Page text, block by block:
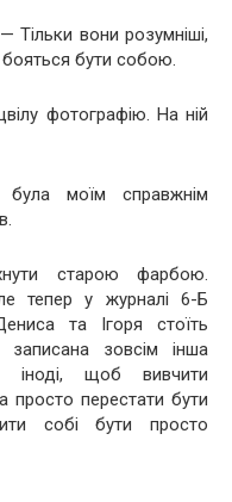
Тільки вони розумніші,
бути собою.
фотографію. На ній
моїм справжнім
старою фарбою.
тепер у журналі 6-Б
та Ігоря стоїть
записана зовсім інша
іноді, щоб вивчити
просто перестати бути
собі бути просто